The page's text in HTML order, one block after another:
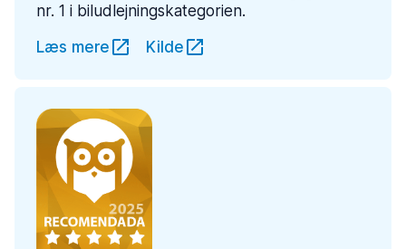
nr. 1 i biludlejningskategorien.
Læs mere
Kilde